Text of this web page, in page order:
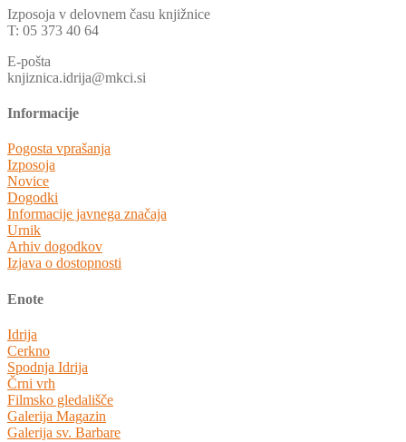
Izposoja v delovnem času knjižnice
T: 05 373 40 64
E-pošta
knjiznica.idrija@mkci.si
Informacije
Pogosta vprašanja
Izposoja
Novice
Dogodki
Informacije javnega značaja
Urnik
Arhiv dogodkov
Izjava o dostopnosti
Enote
Idrija
Cerkno
Spodnja Idrija
Črni vrh
Filmsko gledališče
Galerija Magazin
Galerija sv. Barbare